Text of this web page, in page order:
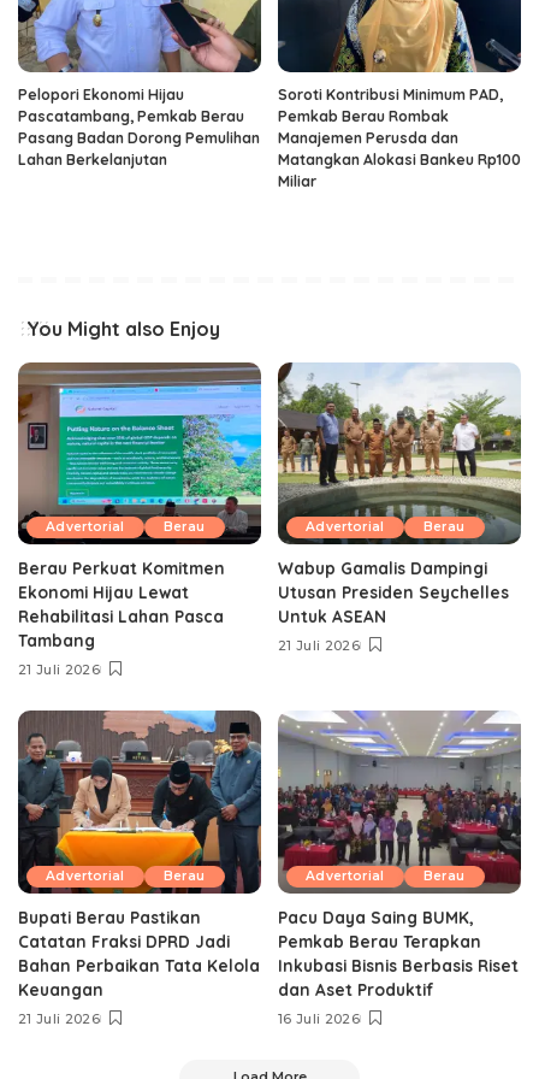
Pelopori Ekonomi Hijau
Pascatambang, Pemkab Berau
Pasang Badan Dorong Pemulihan
Lahan Berkelanjutan
Soroti Kontribusi Minimum PAD,
Pemkab Berau Rombak
Manajemen Perusda dan
Matangkan Alokasi Bankeu Rp100
Miliar
You Might also Enjoy
Advertorial Berau
Berau Perkuat Komitmen
Ekonomi Hijau Lewat
Rehabilitasi Lahan Pasca
Tambang
21 Juli 2026
Advertorial Berau
Wabup Gamalis Dampingi
Utusan Presiden Seychelles
Untuk ASEAN
21 Juli 2026
Advertorial Berau
Bupati Berau Pastikan
Catatan Fraksi DPRD Jadi
Bahan Perbaikan Tata Kelola
Keuangan
21 Juli 2026
Advertorial Berau
Pacu Daya Saing BUMK,
Pemkab Berau Terapkan
Inkubasi Bisnis Berbasis Riset
dan Aset Produktif ‎
16 Juli 2026